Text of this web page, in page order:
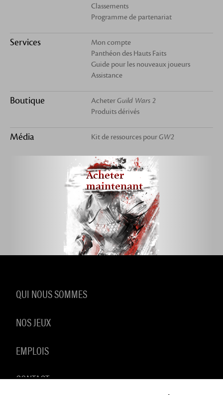
Classements
Programme de partenariat
Services
Mon compte
Panthéon des Hauts Faits
Guide pour les nouveaux joueurs
Assistance
Boutique AcheterGuild Wars 2
Produits dérivés
Média Kit de ressources pourGW2
Acheter
maintenant
QUI NOUS SOMMES
NOS JEUX
EMPLOIS
CONTACT